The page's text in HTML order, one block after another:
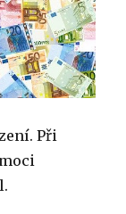
Při